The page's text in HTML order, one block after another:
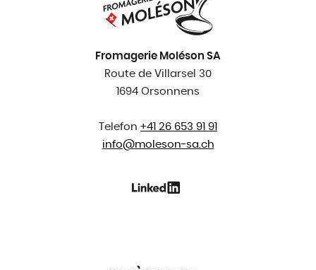
Fromagerie Moléson SA
Route de Villarsel 30
1694 Orsonnens
Telefon +41 26 653 91 91
info@moleson-sa.ch